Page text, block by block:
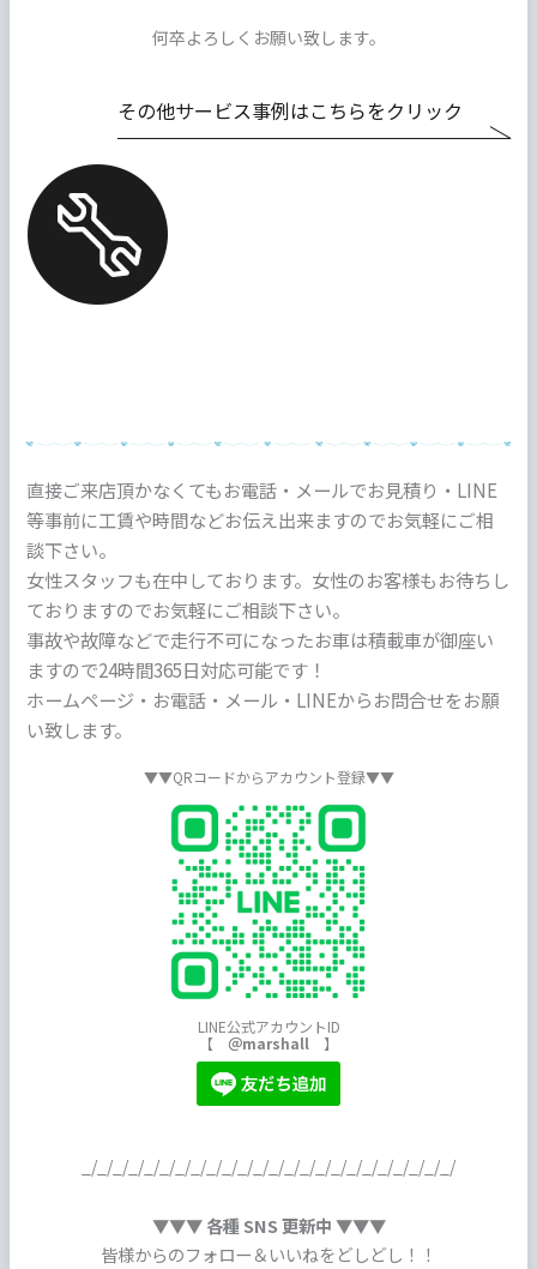
何卒よろしくお願い致します。
その他サービス事例はこちらをクリック
直接ご来店頂かなくてもお電話・メールでお見積り・LINE
等事前に工賃や時間などお伝え出来ますのでお気軽にご相
談下さい。
女性スタッフも在中しております。女性のお客様もお待ちし
ておりますのでお気軽にご相談下さい。
事故や故障などで走行不可になったお車は積載車が御座い
ますので24時間365日対応可能です！
ホームページ・お電話・メール・LINEからお問合せをお願
い致します。
▼▼QRコードからアカウント登録▼▼
LINE公式アカウントID
【 ＠marshall 】
_/_/_/_/_/_/_/_/_/_/_/_/_/_/_/_/_/_/_/_/_/_/_/_/
▼▼▼ 各種 SNS 更新中 ▼▼▼
皆様からのフォロー＆いいねをどしどし！！